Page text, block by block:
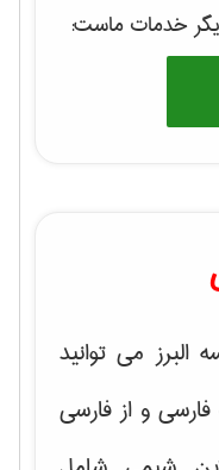
خدمات ماست:
می توانید
و از فارسی